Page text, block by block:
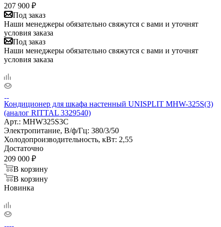
207 900 ₽
Под заказ
Наши менеджеры обязательно свяжутся с вами и уточнят
условия заказа
Под заказ
Наши менеджеры обязательно свяжутся с вами и уточнят
условия заказа
Кондиционер для шкафа настенный UNISPLIT MHW-325S(3)
(аналог RITTAL 3329540)
Арт.: MHW325S3C
Электропитание, В/ф/Гц: 380/3/50
Холодопроизводительность, кВт: 2,55
Достаточно
209 000 ₽
В корзину
В корзину
Новинка